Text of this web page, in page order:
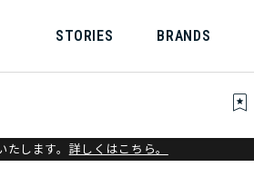
STORIES BRANDS
bookmark_star
します。 詳しくはこちら。